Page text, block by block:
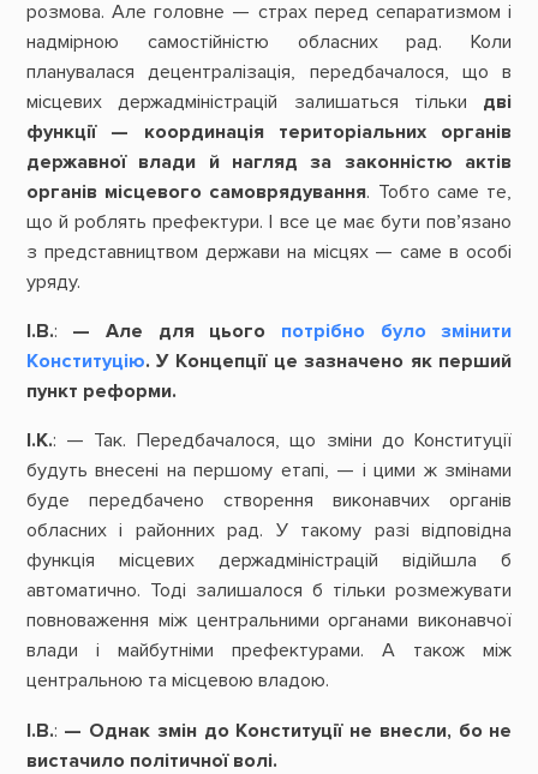
розмова. Але головне — страх перед сепаратизмом і
надмірною самостійністю обласних рад. Коли
планувалася децентралізація, передбачалося, що в
місцевих держадміністрацій залишаться тільки дві
функції
— координація територіальних
органів
державної влади й нагляд за законністю актів
органів місцевого самоврядування. Тобто саме те,
що й роблять префектури. І все це має бути пов’язано
з представництвом держави на місцях — саме в особі
уряду.
І.В.: — Але для цього потрібно було
змінити
Конституцію. У Концепції це зазначено як перший
пункт реформи.
І.К.: — Так. Передбачалося, що зміни до Конституції
будуть внесені на першому етапі, — і цими ж змінами
буде передбачено створення виконавчих органів
обласних і районних рад. У такому разі відповідна
функція місцевих держадміністрацій відійшла б
автоматично. Тоді залишалося б тільки розмежувати
повноваження між центральними органами виконавчої
влади і майбутніми префектурами. А також між
центральною та місцевою владою.
І.В.: — Однак змін до Конституції не внесли, бо не
вистачило політичної волі.